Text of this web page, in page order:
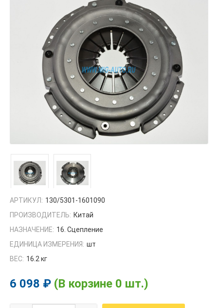
АРТИКУЛ: 130/5301-1601090
ПРОИЗВОДИТЕЛЬ: Китай
НАЗНАЧЕНИЕ: 16. Сцепление
ЕДИНИЦА ИЗМЕРЕНИЯ: шт
ВЕС: 16.2 кг
6 098 ₽ (В корзине 0 шт.)